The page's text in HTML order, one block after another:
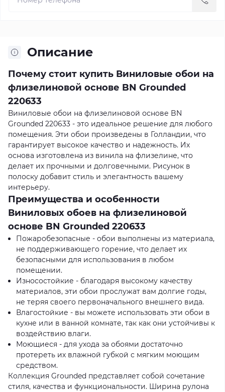
Описание
Почему стоит купить Виниловые обои на
флизелиновой основе BN Grounded
220633
Виниловые обои на флизелиновой основе BN
Grounded 220633 - это идеальное решение для любого
помещения. Эти обои произведены в Голландии, что
гарантирует высокое качество и надежность. Их
основа изготовлена из винила на флизелине, что
делает их прочными и долговечными. Рисунок в
полоску добавит стиль и элегантность вашему
интерьеру.
Преимущества и особенности
Виниловых обоев на флизелиновой
основе BN Grounded 220633
Пожаробезопасные - обои выполнены из материала,
не поддерживающего горение, что делает их
безопасными для использования в любом
помещении.
Износостойкие - благодаря высокому качеству
материалов, эти обои прослужат вам долгие годы,
не теряя своего первоначального внешнего вида.
Влагостойкие - вы можете использовать эти обои в
кухне или в ванной комнате, так как они устойчивы к
воздействию влаги.
Моющиеся - для ухода за обоями достаточно
протереть их влажной губкой с мягким моющим
средством.
Коллекция Grounded представляет собой сочетание
стиля, качества и функциональности. Ширина рулона